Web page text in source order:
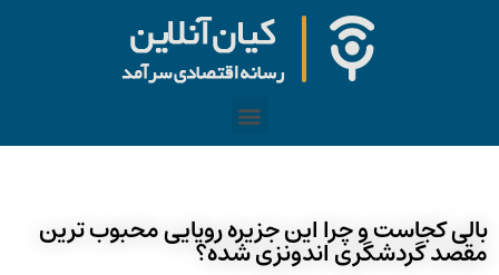
بالی کجاست و چرا این جزیره رویایی محبوب ترین
مقصد گردشگری اندونزی شده؟